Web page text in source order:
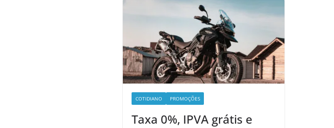
COTIDIANO PROMOÇÕES
Taxa 0%, IPVA grátis e